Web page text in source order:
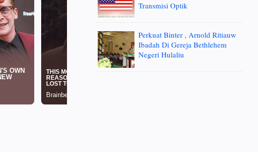
Transmisi Optik
Perkuat Binter , Arnold Ritiauw
Ibadah Di Gereja Bethlehem
Negeri Hulaliu